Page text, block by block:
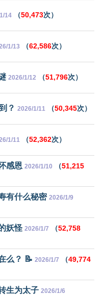
14 （50,473次）
1/13 （62,586次）
2026/1/12 （51,796次）
？ 2026/1/11 （50,345次）
1/11 （52,362次）
感恩 2026/1/10 （51,215
有什么秘密 2026/1/9
妖怪 2026/1/7 （52,758
么？ 📝 2026/1/7 （49,774
生为太子 2026/1/6